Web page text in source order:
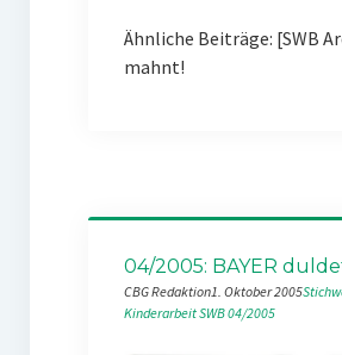
Ähnliche Beiträge: [SWB
mahnt!
04/2005: BAYER
CBG Redaktion1. Oktober 2005
KinderarbeitSWB 04/2005